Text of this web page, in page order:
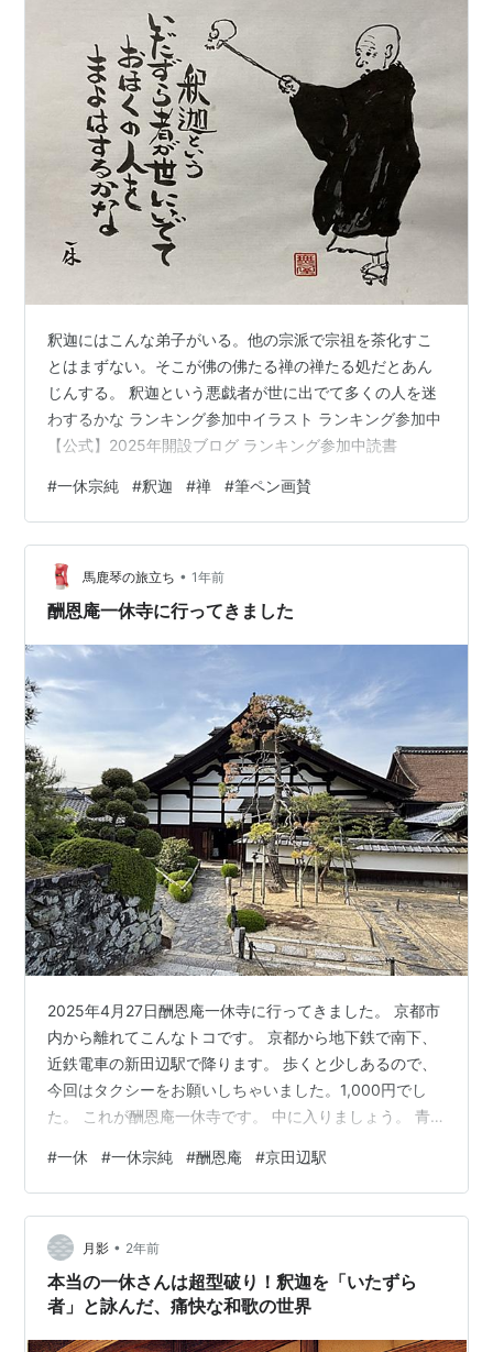
釈迦にはこんな弟子がいる。他の宗派で宗祖を茶化すこ
とはまずない。そこが佛の佛たる禅の禅たる処だとあん
じんする。 釈迦という悪戯者が世に出でて多くの人を迷
わするかな ランキング参加中イラスト ランキング参加中
【公式】2025年開設ブログ ランキング参加中読書
#一休宗純 #釈迦 #禅 #筆ペン画賛
馬鹿琴の旅立ち • 1年前
酬恩庵一休寺に行ってきました
2025年4月27日酬恩庵一休寺に行ってきました。 京都市
内から離れてこんなトコです。 京都から地下鉄で南下、
近鉄電車の新田辺駅で降ります。 歩くと少しあるので、
今回はタクシーをお願いしちゃいました。1,000円でし
た。 これが酬恩庵一休寺です。 中に入りましょう。 青
って。 一休さんが植えた杉ですが、蜷川新右衛門さんと
蓮如も一本ずつ植えたとか。 新右衛門さん！！ 一休さん
のお墓。 後小松帝のご落胤説に則り、菊のご紋入りで宮
内庁管轄下になってしまいました。 空いてる隙間から撮
ってしまいました。すいません。 恐い怖い宮内庁のお達
しです。 ズドー…
#一休 #一休宗純 #酬恩庵 #京田辺駅
月影 • 2年前
本当の一休さんは超型破り！釈迦を「いたずら
者」と詠んだ、痛快な和歌の世界